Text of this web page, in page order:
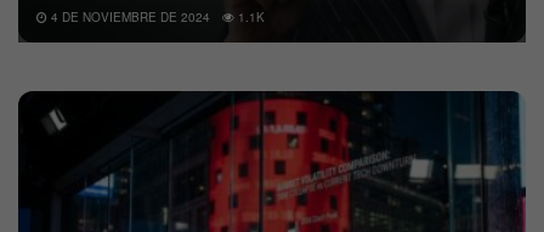
4 DE NOVIEMBRE DE 2024 1.1K